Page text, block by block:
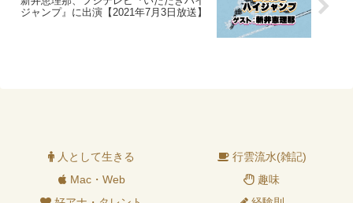
ジャンプ』に出演【2021年7月3日放送】
人として生きる
行雲流水(雑記)
Mac・Web
趣味